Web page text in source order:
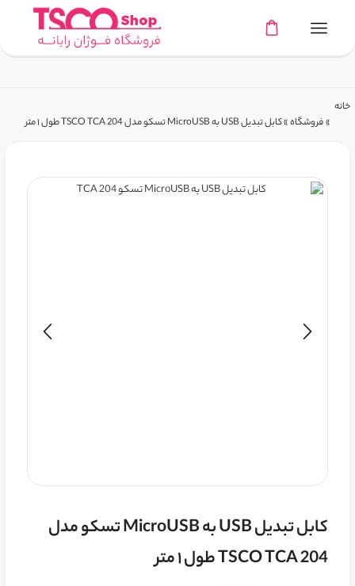
خانه
»فروشگاه»کابل تبدیل USB به MicroUSB تسکو مدل TSCO TCA 204 طول ۱ متر
کابل تبدیل USB به MicroUSB تسکو مدل
TSCO TCA 204 طول ۱ متر